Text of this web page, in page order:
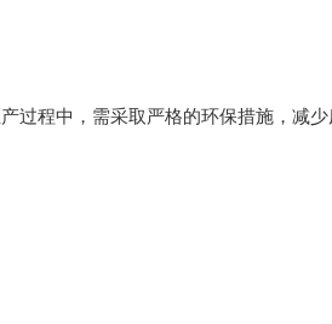
过程中，需采取严格的环保措施，减